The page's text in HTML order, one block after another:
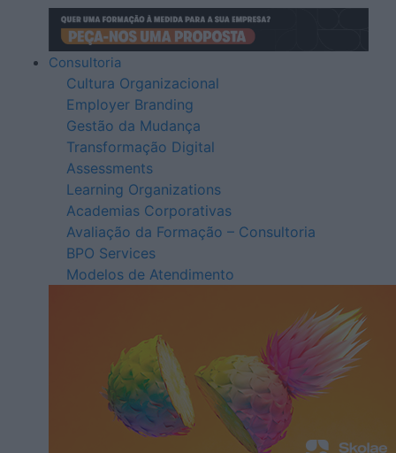
Consultoria
Cultura Organizacional
Employer Branding
Gestão da Mudança
Transformação Digital
Assessments
Learning Organizations
Academias Corporativas
Avaliação da Formação – Consultoria
BPO Services
Modelos de Atendimento